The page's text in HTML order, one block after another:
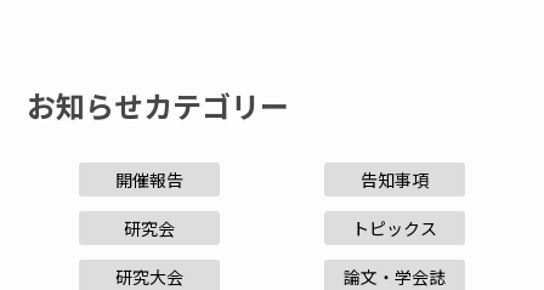
お知らせカテゴリー
開催報告
告知事項
研究会
トピックス
研究大会
論文・学会誌